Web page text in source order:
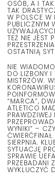
OSÓB, A I
TAK
W POLSCE W
PUBLICZNYM
TEŻ NIE JEST
OSTATNIĄ
NIE
DO LIZBONY I
MISTRZÓW.
“MARCA”,
ATLETICO
PRAWDZIWEJ
WYNIKI” –
SIERPNIA.
SYTUACJĘ
SPRAWIE
PRZEBADANI
WYKLUCZYĆ